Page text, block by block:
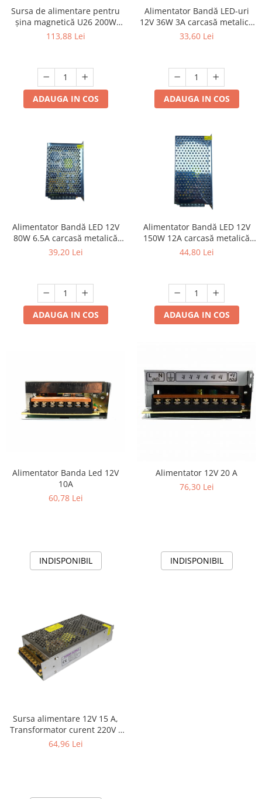
Produse grele si voluminoase
Promotii
Sursa de alimentare pentru
șina magnetică U26 200W
DC48V
113,88 Lei
ADAUGA IN COS
Alimentator Bandă LED-uri
12V 36W 3A carcasă metalică
perforată
33,60 Lei
ADAUGA IN COS
Alimentator Bandă LED 12V
80W 6.5A carcasă metalică
perforată
39,20 Lei
ADAUGA IN COS
Alimentator Bandă LED 12V
150W 12A carcasă metalică
perforată
44,80 Lei
ADAUGA IN COS
Alimentator Banda Led 12V
10A
60,78 Lei
INDISPONIBIL
Alimentator 12V 20 A
76,30 Lei
INDISPONIBIL
Sursa alimentare 12V 15 A,
Transformator curent 220V -
12V
64,96 Lei